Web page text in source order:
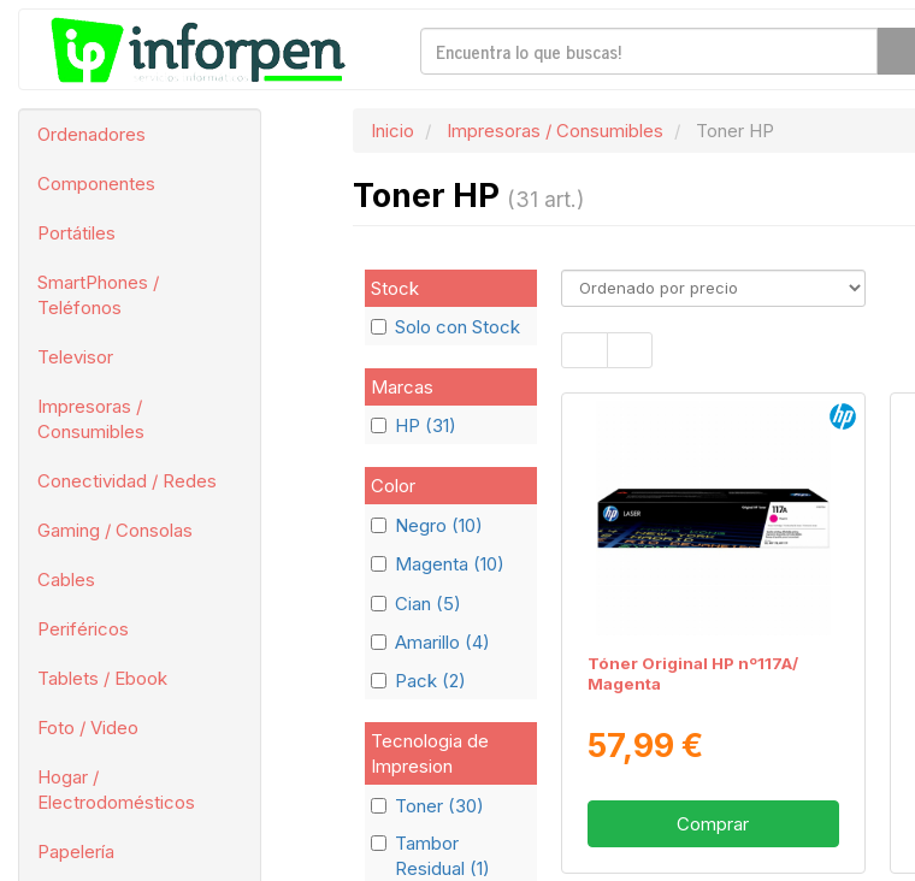
Ordenadores
Componentes
Portátiles
SmartPhones /
Teléfonos
Televisor
Impresoras /
Consumibles
Conectividad / Redes
Gaming / Consolas
Cables
Periféricos
Tablets / Ebook
Foto / Video
Hogar /
Electrodomésticos
Papelería
Inicio Impresoras / Consumibles Toner HP
Toner HP (31 art.)
Stock
Solo con Stock
Marcas
HP (31)
Color
Negro (10)
Magenta (10)
Cian (5)
Amarillo (4)
Pack (2)
Tecnologia de
Impresion
Toner (30)
Tambor
Residual (1)
Tóner Original HP nº117A/
Magenta
57,99 €
Comprar